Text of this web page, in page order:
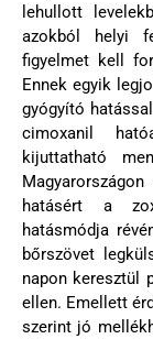
lehullott
azokból helyi
figyelmet kell
Ennek egyik
gyógyító
cimoxanil
kijuttatható
hatásért a
hatásmódja
bőrszövet
napon keresztül
ellen. Emellett
szerint jó